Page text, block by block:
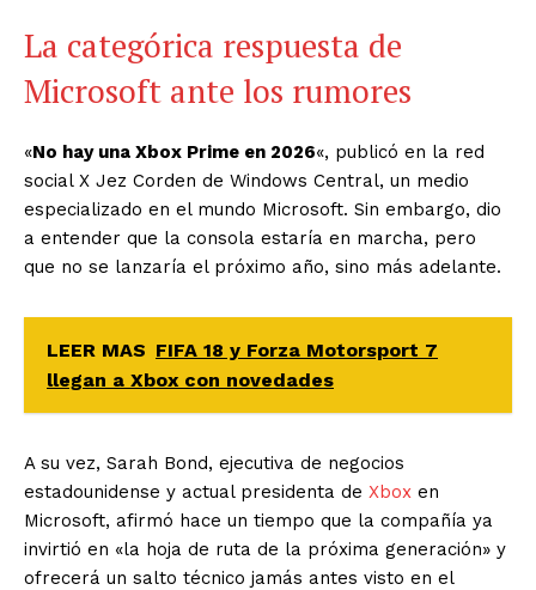
La categórica respuesta de
Microsoft ante los rumores
«No hay una Xbox Prime en 2026«, publicó en la red
social X Jez Corden de Windows Central, un medio
especializado en el mundo Microsoft. Sin embargo, dio
a entender que la consola estaría en marcha, pero
que no se lanzaría el próximo año, sino más adelante.
LEER MAS FIFA 18 y Forza Motorsport 7
llegan a Xbox con novedades
A su vez, Sarah Bond, ejecutiva de negocios
estadounidense y actual presidenta de Xbox en
Microsoft, afirmó hace un tiempo que la compañía ya
invirtió en «la hoja de ruta de la próxima generación» y
ofrecerá un salto técnico jamás antes visto en el